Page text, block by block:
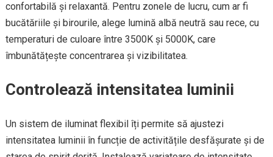
confortabilă și relaxantă. Pentru zonele de lucru, cum ar fi
bucătăriile și birourile, alege lumină albă neutră sau rece, cu
temperaturi de culoare între 3500K și 5000K, care
îmbunătățește concentrarea și vizibilitatea.
Controlează intensitatea luminii
Un sistem de iluminat flexibil îți permite să ajustezi
intensitatea luminii în funcție de activitățile desfășurate și de